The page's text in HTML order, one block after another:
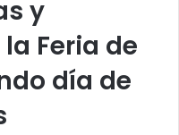
y
Feria de
día de